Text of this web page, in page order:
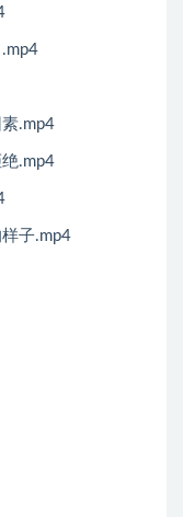
.mp4
.mp4
子.mp4